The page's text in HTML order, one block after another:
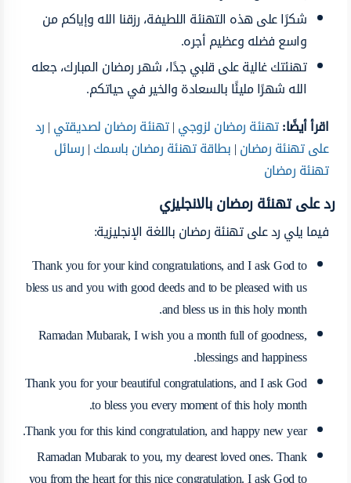
شكرًا على هذه التهنئة اللطيفة، رزقنا الله وإياكم من
واسع فضله وعظيم أجره.
تهنئتك غالية على قلبي جدًا، شهر رمضان المبارك، جعله
الله شهرًا مليئًا بالسعادة والخير في حياتكم.
اقرأ أيضًا:تهنئة رمضان لزوجي|تهنئة رمضان لصديقتي|رد
على تهنئة رمضان|بطاقة تهنئة رمضان باسمك|رسائل
تهنئة رمضان
رد على تهنئة رمضان بالانجليزي
فيما يليرد على تهنئة رمضان باللغة الإنجليزية:
Thank you for your kind congratulations, and I ask God to
bless us and you with good deeds and to be pleased with us
and bless us in this holy month.
Ramadan Mubarak, I wish you a month full of goodness,
blessings and happiness.
Thank you for your beautiful congratulations, and I ask God
to bless you every moment of this holy month.
Thank you for this kind congratulation, and happy new year.
Ramadan Mubarak to you, my dearest loved ones. Thank